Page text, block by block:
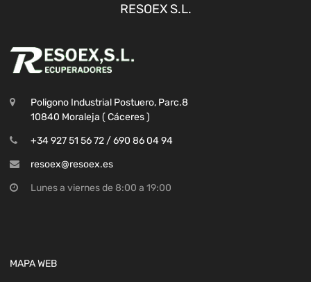
RESOEX S.L.
Poligono Industrial Postuero, Parc.8
10840 Moraleja ( Cáceres )
+34 927 51 56 72 / 690 86 04 94
resoex@resoex.es
Lunes a viernes de 8:00 a 19:00
MAPA WEB